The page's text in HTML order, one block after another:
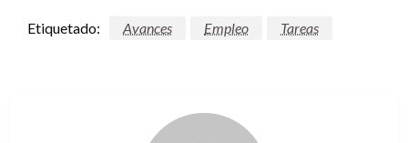
Etiquetado: Avances Empleo Tareas